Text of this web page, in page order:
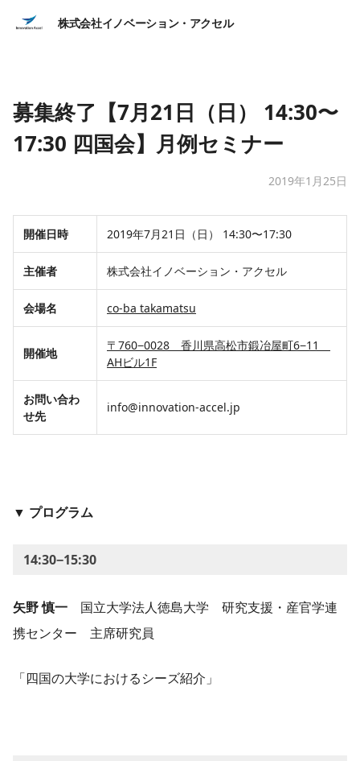
株式会社イノベーション・アクセル
募集終了【7月21日（日） 14:30〜
17:30 四国会】月例セミナー
2019年1月25日
​開催日時 2019年7月21日（日） 14:30〜17:30
​主催者 ​株式会社イノベーション・アクセル
​会場名 ​​co-ba takamatsu
​開催地
​​〒760−0028 香川県高松市鍛冶屋町6−11
AHビル1F
​お問い合わ
せ先
​​info@innovation-accel.jp
▼ プログラム
14:30−15:30
矢野 慎一 国立大学法人徳島大学 研究支援・産官学連
携センター 主席研究員
「四国の大学におけるシーズ紹介」